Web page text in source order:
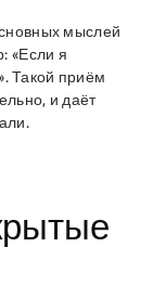
мыслей
«Если я
Такой приём
и даёт